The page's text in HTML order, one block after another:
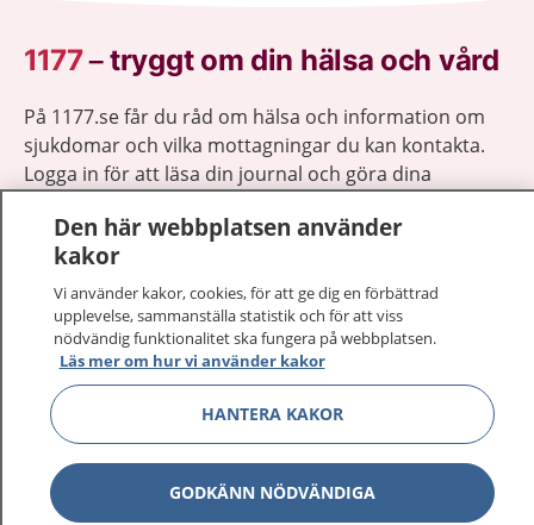
1177–tryggt om din hälsa och vård
På 1177.se får du råd om hälsa och information om
sjukdomar och vilka mottagningar du kan kontakta.
Logga in för att läsa din journal och göra dina
sjukvårdsrådgivning dygnet runt.
1177 ger dig råd när du vill må bättre.
1177 på flera språk Visa
Om 1177 Visa
Den här webbplatsen använder
kakor
Vi använder kakor, cookies, för att ge dig en förbättrad
upplevelse, sammanställa statistik och för att viss
nödvändig funktionalitet ska fungera på webbplatsen.
Läs mer om hur vi använder kakor
HANTERA KAKOR
GODKÄNN NÖDVÄNDIGA